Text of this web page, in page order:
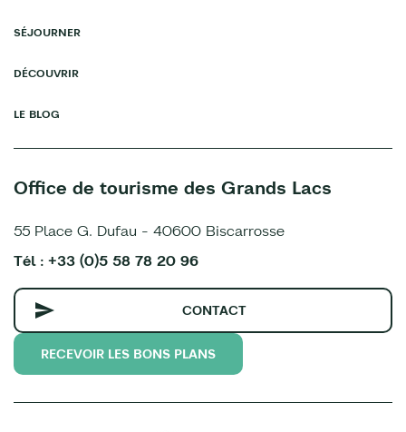
SÉJOURNER
DÉCOUVRIR
LE BLOG
Office de tourisme des Grands Lacs
55 Place G. Dufau - 40600 Biscarrosse
Tél : +33 (0)5 58 78 20 96
CONTACT
RECEVOIR LES BONS PLANS